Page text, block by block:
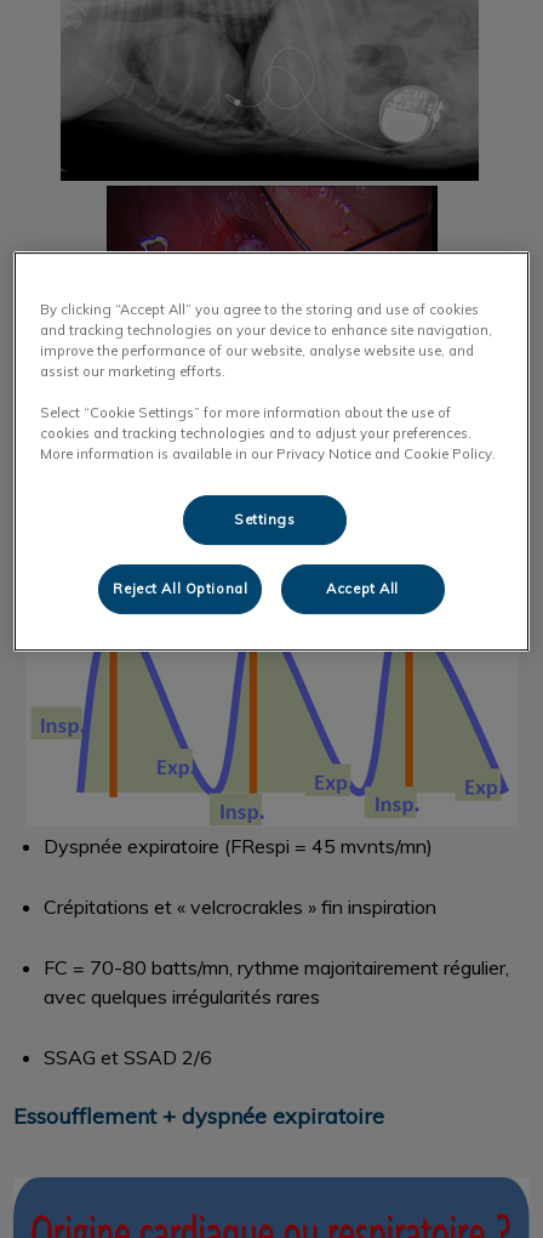
Essoufflement, Polypnée, dyspnée au repos, intolérance
SSS deux ans auparavant, traité avec un pacemaker
Dyspnée expiratoire (FRespi = 45 mvnts/mn)
Crépitations et « velcrocrakles » fin inspiration
FC = 70-80 batts/mn, rythme majoritairement régulier,
avec quelques irrégularités rares
SSAG et SSAD 2/6
Essoufflement + dyspnée expiratoire
By clicking “Accept All” you agree to the storing and use of cookies
and tracking technologies on your device to enhance site navigation,
improve the performance of our website, analyse website use, and
assist our marketing efforts.
Select “Cookie Settings” for more information about the use of
cookies and tracking technologies and to adjust your preferences.
More information is available in our Privacy Notice and Cookie Policy.
Settings
Reject All Optional Accept All